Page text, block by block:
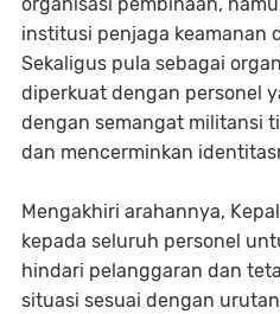
institusi penjaga keamanan
Sekaligus pula sebagai
diperkuat dengan personel
dengan semangat militansi
dan mencerminkan
Mengakhiri arahannya,
kepada seluruh personel
hindari pelanggaran dan
situasi sesuai dengan